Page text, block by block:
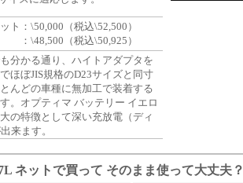
ト：\50,000（税込\52,500）
（税込\50,925）
分かる通り、ハイトアダプタを
ほぼJIS規格のD23サイズと同寸
んどの車種に無加工で装着する
。オプティマ バッテリー イエロ
の特徴として深い充放電（ディ
来ます。
ネットで買って そのまま使って大丈夫？